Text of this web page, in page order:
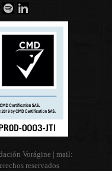
Vorágine | mail:
reservados